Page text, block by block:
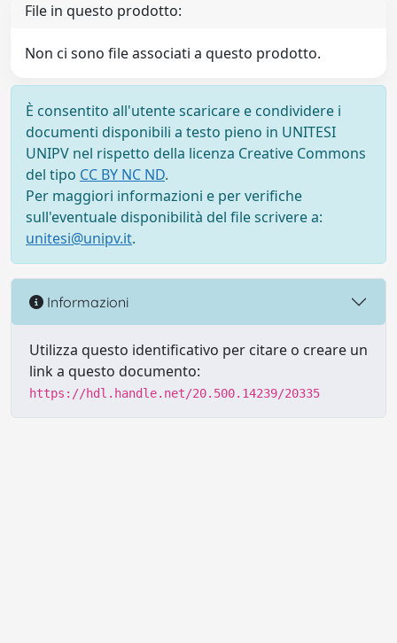
File in questo prodotto:
Non ci sono file associati a questo prodotto.
È consentito all'utente scaricare e condividere i
documenti disponibili a testo pieno in UNITESI
UNIPV nel rispetto della licenza Creative Commons
del tipo CC BY NC ND.
Per maggiori informazioni e per verifiche
sull'eventuale disponibilità del file scrivere a:
unitesi@unipv.it.
Informazioni
Utilizza questo identificativo per citare o creare un
link a questo documento:
https://hdl.handle.net/20.500.14239/20335